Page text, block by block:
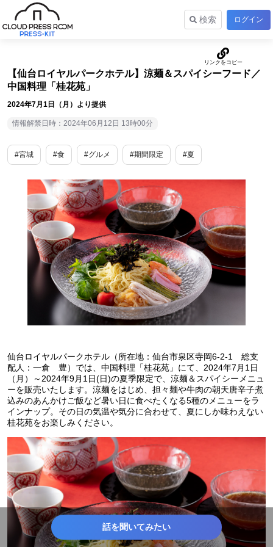
検索 ログイン
【仙台ロイヤルパークホテル】涼麺＆スパイシーフード／
中国料理「桂花苑」
2024年7月1日（月）より提供
情報解禁日時：2024年06月12日 13時00分
#宮城 #食 #グルメ #期間限定 #夏
仙台ロイヤルパークホテル（所在地：仙台市泉区寺岡6-2-1 総支
配人：一倉 豊）では、中国料理「桂花苑」にて、2024年7月1日
（月）～2024年9月1日(日)の夏季限定で、涼麺＆スパイシーメニュ
ーを販売いたします。涼麺をはじめ、担々麺や牛肉の朝天唐辛子煮
込みのあんかけご飯など暑い日に食べたくなる5種のメニューをラ
インナップ。その日の気温や気分に合わせて、夏にしか味わえない
桂花苑をお楽しみください。
話を聞いてみたい